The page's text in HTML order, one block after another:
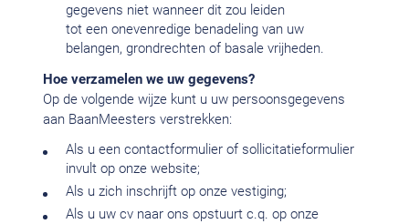
gegevens niet wanneer dit zou leiden
tot een onevenredige benadeling van uw
belangen, grondrechten of basale vrijheden.
Hoe verzamelen we uw gegevens?
Op de volgende wijze kunt u uw persoonsgegevens
aan BaanMeesters verstrekken:
Als u een contactformulier of sollicitatieformulier
invult op onze website;
Als u zich inschrijft op onze vestiging;
Als u uw cv naar ons opstuurt c.q. op onze